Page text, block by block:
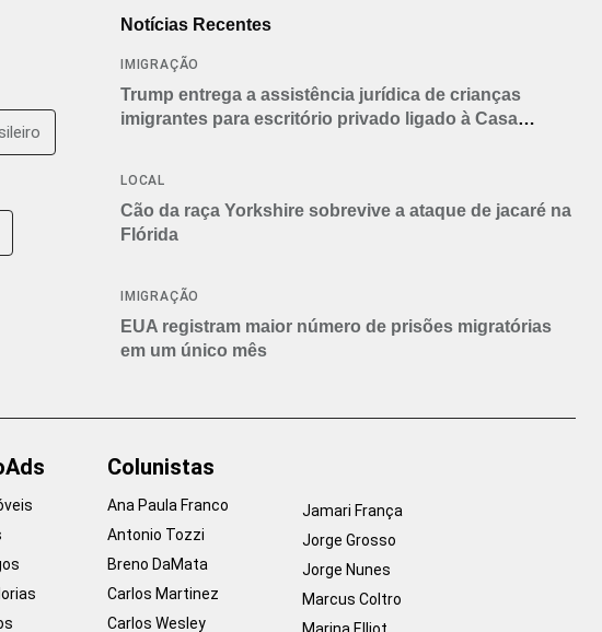
Notícias Recentes
IMIGRAÇÃO
Trump entrega a assistência jurídica de crianças
imigrantes para escritório privado ligado à Casa
LOCAL
Cão da raça Yorkshire sobrevive a ataque de jacaré na
Flórida
IMIGRAÇÃO
EUA registram maior número de prisões migratórias
em um único mês
Colunistas
Ana Paula Franco
Antonio Tozzi
Breno DaMata
Carlos Martinez
Carlos Wesley
Jamari França
Jorge Grosso
Jorge Nunes
Marcus Coltro